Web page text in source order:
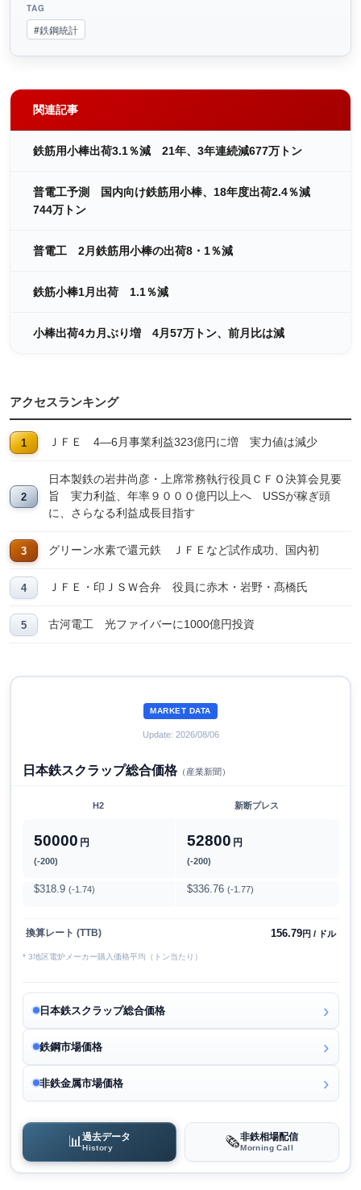
TAG
#鉄鋼統計
関連記事
鉄筋用小棒出荷3.1％減 21年、3年連続減677万トン
普電工予測 国内向け鉄筋用小棒、18年度出荷2.4％減
744万トン
普電工 2月鉄筋用小棒の出荷8・1％減
鉄筋小棒1月出荷 1.1％減
小棒出荷4カ月ぶり増 4月57万トン、前月比は減
アクセスランキング
ＪＦＥ 4―6月事業利益323億円に増 実力値は減少
日本製鉄の岩井尚彦・上席常務執行役員ＣＦＯ決算会見要
旨 実力利益、年率９０００億円以上へ USSが稼ぎ頭
に、さらなる利益成長目指す
グリーン水素で還元鉄 ＪＦＥなど試作成功、国内初
ＪＦＥ・印ＪＳＷ合弁 役員に赤木・岩野・髙橋氏
古河電工 光ファイバーに1000億円投資
MARKET DATA
Update: 2026/08/06
日本鉄スクラップ総合価格（産業新聞）
H2 新断プレス
50000 円
(-200)
52800 円
(-200)
$318.9 (-1.74) $336.76 (-1.77)
換算レート (TTB) 156.79円 / ドル
* 3地区電炉メーカー購入価格平均（トン当たり）
日本鉄スクラップ総合価格
鉄鋼市場価格
非鉄金属市場価格
📊過去データ
History 🗞️非鉄相場配信
Morning Call